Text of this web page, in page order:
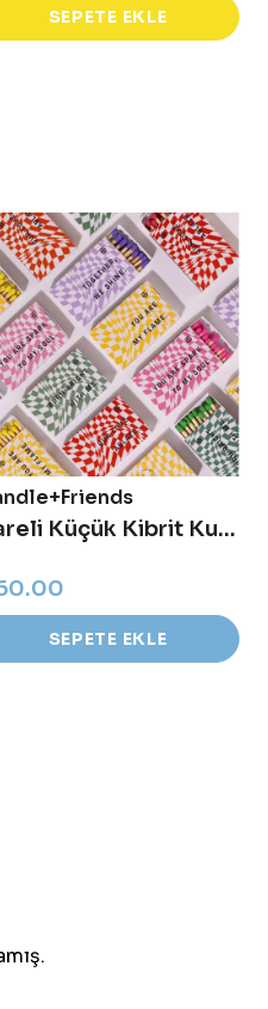
SEPETE EKLE
Kareli Küçük Kibrit Kutusu - You Are Spark To My Soul - Pembe
SEPETE EKLE